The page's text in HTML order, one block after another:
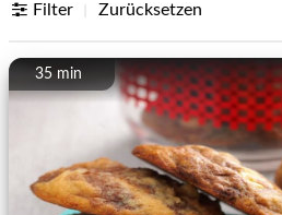
Filter Zurücksetzen
35 min